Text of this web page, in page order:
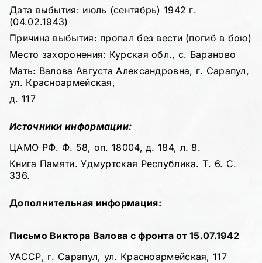
Дата выбытия: июль (сентябрь) 1942 г.
(04.02.1943)
Причина выбытия: пропал без вести (погиб в бою)
Место захоронения: Курская обл., с. Бараново
Мать: Валова Августа Александровна, г. Сарапул,
ул. Красноармейская,
д. 117
Источники информации:
ЦАМО РФ. Ф. 58, оп. 18004, д. 184, л. 8.
Книга Памяти. Удмуртская Республика. Т. 6. С.
336.
Дополнительная информация:
Письмо Виктора Валова с фронта от 15.07.1942
УАССР, г. Сарапул, ул. Красноармейская, 117